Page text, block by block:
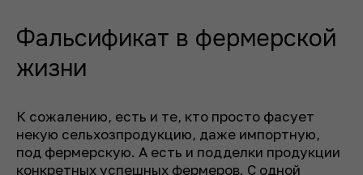
Фальсификат в фермерской
жизни
К сожалению, есть и те, кто просто фасует
некую сельхозпродукцию, даже импортную,
под фермерскую. А есть и подделки продукции
конкретных успешных фермеров. С одной